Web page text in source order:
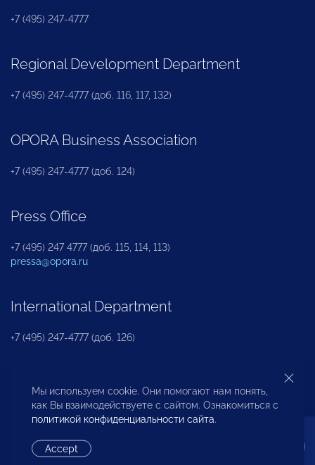
+7 (495) 247-4777
Regional Development Department
+7 (495) 247-4777 (доб. 116, 117, 132)
OPORA Business Association
+7 (495) 247-4777 (доб. 124)
Press Office
+7 (495) 247 4777 (доб. 115, 114, 113)
pressa@opora.ru
International Department
+7 (495) 247-4777 (доб. 126)
Business and Investment Rights Protection
Department
Мы используем cookie. Они помогают нам понять,
как Вы взаимодействуете с сайтом. Ознакомиться с
политикой конфиденциальности сайта.
Accept